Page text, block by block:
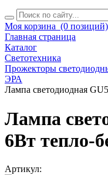
Моя корзина (0 позиций)
Главная страница
Каталог
Светотехника
Прожекторы
ЭРА
Лампа светодиодная
Лампа
6Вт тепло-
Артикул: